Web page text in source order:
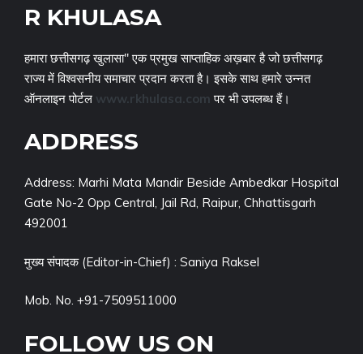
R KHULASA
हमारा छत्तीसगढ़ खुलासा" एक प्रमुख साप्ताहिक अख़बार है जो छत्तीसगढ़
राज्य में विश्वसनीय समाचार प्रदान करता है। इसके साथ हमारे उन्नत
ऑनलाइन पोर्टल www.rkhulasa.com पर भी उपलब्ध हैं।
ADDRESS
Address: Marhi Mata Mandir Beside Ambedkar Hospital
Gate No-2 Opp Central, Jail Rd, Raipur, Chhattisgarh
492001
मुख्य संपादक (Editor-in-Chief) : Saniya Raksel
Mob. No. +91-7509511000
FOLLOW US ON